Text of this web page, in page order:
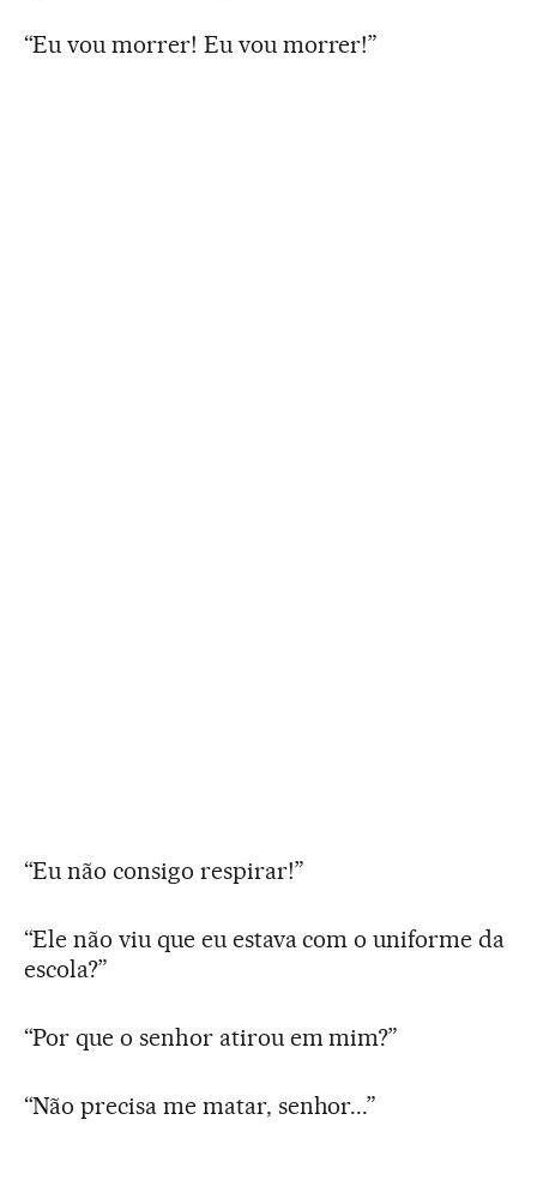
“Eu vou morrer! Eu vou morrer!”
“Eu não consigo respirar!”
“Ele não viu que eu estava com o uniforme da
escola?”
“Por que o senhor atirou em mim?”
“Não precisa me matar, senhor...”